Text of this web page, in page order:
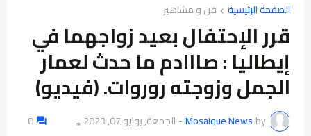
الصفحة الرئيسية فن و مشاهير
قرر الإحتفال بعيد زواجهما في
إيطاليا : صااادم ما حدث لعمار
الجمل وزوجته روروات. (فيديو)
by
Mosaique News
- الجمعة, يوليو 07, 2023 👁️
0